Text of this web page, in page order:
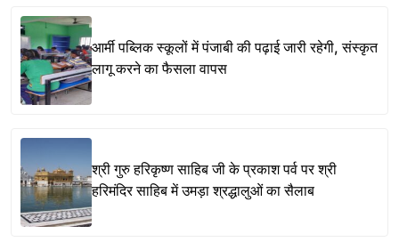
आर्मी पब्लिक स्कूलों में पंजाबी की पढ़ाई जारी रहेगी, संस्कृत
लागू करने का फैसला वापस
श्री गुरु हरिकृष्ण साहिब जी के प्रकाश पर्व पर श्री
हरिमंदिर साहिब में उमड़ा श्रद्धालुओं का सैलाब